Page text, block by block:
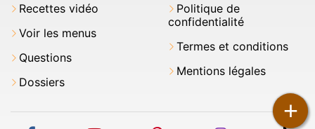
+
Recettes vidéo
Voir les menus
Questions
Dossiers
Politique de
confidentialité
Termes et conditions
Mentions légales